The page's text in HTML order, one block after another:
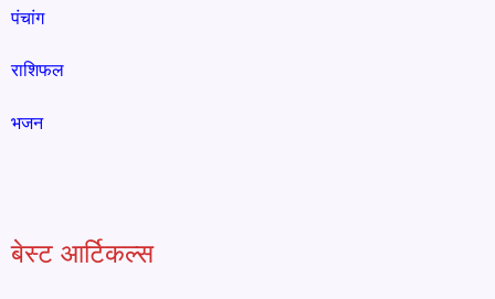
पंचांग
राशिफल
भजन
बेस्ट आर्टिकल्स